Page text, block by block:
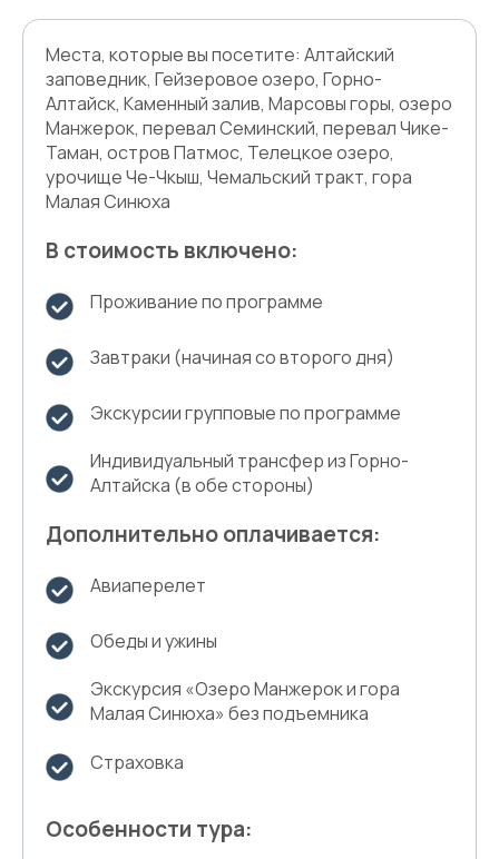
Места, которые вы посетите: Алтайский
заповедник, Гейзеровое озеро, Горно-
Алтайск, Каменный залив, Марсовы горы, озеро
Манжерок, перевал Семинский, перевал Чике-
Таман, остров Патмос, Телецкое озеро,
урочище Че-Чкыш, Чемальский тракт, гора
Малая Синюха
В стоимость включено:
Проживание по программе
Завтраки (начиная со второго дня)
Экскурсии групповые по программе
Индивидуальный трансфер из Горно-
Алтайска (в обе стороны)
Дополнительно оплачивается:
Авиаперелет
Обеды и ужины
Экскурсия «Озеро Манжерок и гора
Малая Синюха» без подъемника
Страховка
Особенности тура: